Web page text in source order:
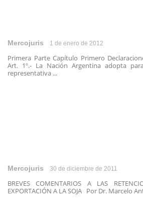
Mercojuris 1 de enero de 2012
Primera Parte Capítulo Primero
Art. 1º.- La Nación Argentina adopta
representativa ...
Mercojuris 30 de diciembre de 2011
BREVES COMENTARIOS A LAS
EXPORTACIÓN A LA SOJA Por Dr. Marcelo